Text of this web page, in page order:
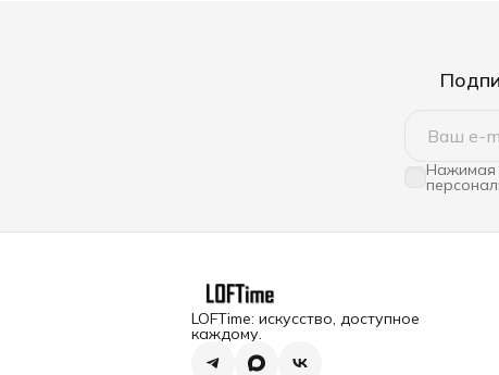
Нажимая
LOFTime: искусство, доступное
каждому.